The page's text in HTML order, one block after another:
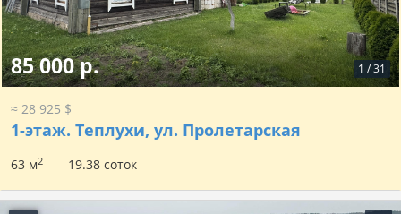
1 /31
85 000 р.
≈ 28 925 $
1-этаж. Теплухи, ул. Пролетарская
63 м2 19.38 соток